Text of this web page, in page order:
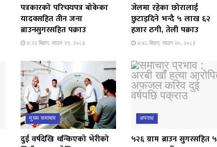
पत्रकारको परिचयपत्र बोकेका
यादवसहित तीन जना
ब्राउनसुगरसहित पक्राउ
४:२२ बिहान, साउन २१, २०८३
जेलमा रहेका छोरालाई
छुटाइदिने भन्दै ५ लाख ६२
हजार ठगी, तेली पक्राउ
४:४८ बिहान, साउन २०, २०८३
मुख्य समाचार
दुई वर्षदेखि थन्किएको भेरीको
अपराध
५२६ ग्राम ब्राउन सुगरसहित ५